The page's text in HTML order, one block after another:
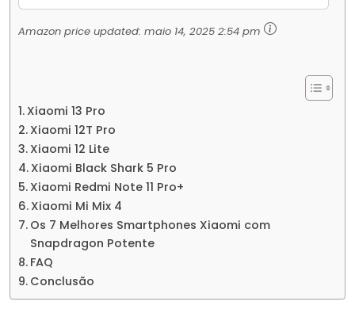
Amazon price updated: maio 14, 2025 2:54 pm
Xiaomi 13 Pro
Xiaomi 12T Pro
Xiaomi 12 Lite
Xiaomi Black Shark 5 Pro
Xiaomi Redmi Note 11 Pro+
Xiaomi Mi Mix 4
Os 7 Melhores Smartphones Xiaomi com
Snapdragon Potente
FAQ
Conclusão